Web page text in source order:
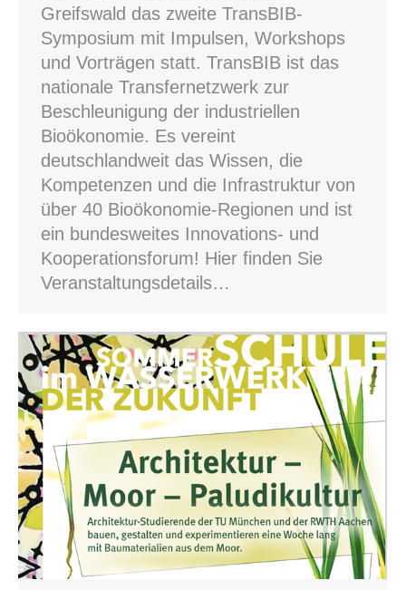
Greifswald das zweite TransBIB-
Symposium mit Impulsen, Workshops
und Vorträgen statt. TransBIB ist das
natio­nale Trans­fernetz­werk zur
Beschleu­nigung der indust­riellen
Bioöko­nomie. Es vereint
deutschlandweit das Wissen, die
Kompetenzen und die Infrastruktur von
über 40 Bioökonomie-Regionen und ist
ein bundesweites Innovations- und
Kooperationsforum! Hier finden Sie
Veranstaltungsdetails…